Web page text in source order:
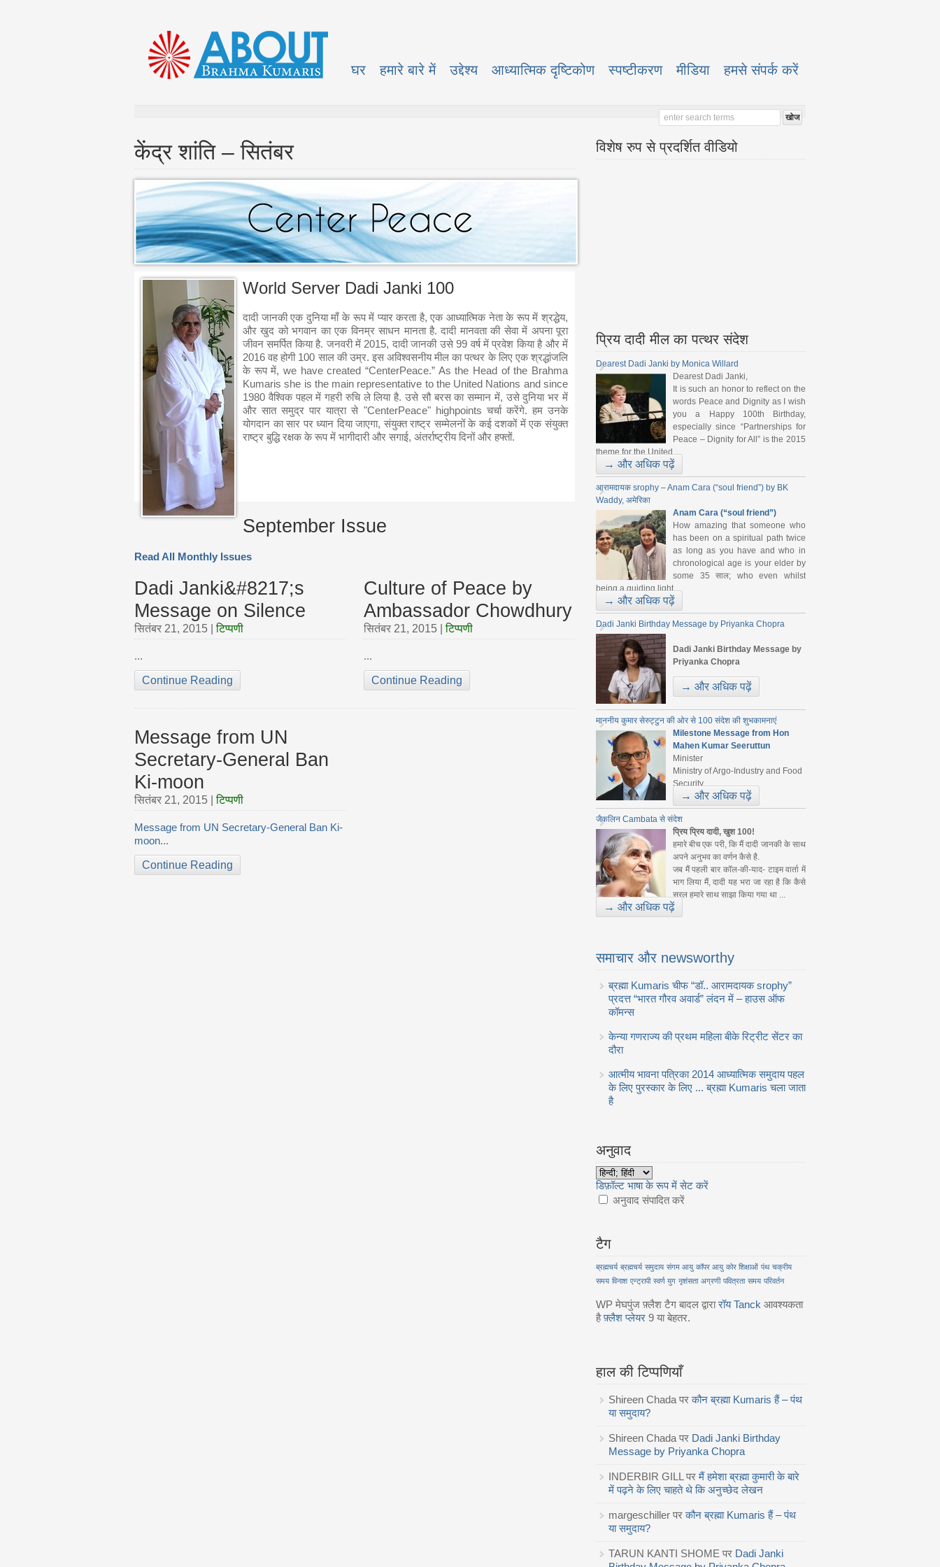
घर हमारे बारे में उद्देश्य आध्यात्मिक ‍‍दृष्टिकोण स्पष्टीकरण मीडिया हमसे संपर्क करें
केंद्र शांति – सितंबर
World Server Dadi Janki 100
दादी जानकी एक दुनिया माँ के रूप में प्यार करता है, एक आध्यात्मिक नेता के रूप में श्रद्धेय,
और खुद को भगवान का एक विनम्र साधन मानता है. दादी मानवता की सेवा में अपना पूरा
जीवन समर्पित किया है. जनवरी में 2015, दादी जानकी उसे 99 वर्ष में प्रवेश किया है और में
2016 वह होगी 100 साल की उम्र. इस अविश्वसनीय मील का पत्थर के लिए एक श्रद्धांजलि
के रूप में, we have created “CenterPeace.” As the Head of the Brahma
Kumaris she is the main representative to the United Nations and since
1980 वैश्विक पहल में गहरी रुचि ले लिया है. उसे सौ बरस का सम्मान में, उसे दुनिया भर में
और सात समुद्र पार यात्रा से "CenterPeace" highpoints चर्चा करेंगे. हम उनके
योगदान का सार पर ध्यान दिया जाएगा, संयुक्त राष्ट्र सम्मेलनों के कई दशकों में एक संयुक्त
राष्ट्र बुद्धि रक्षक के रूप में भागीदारी और सगाई, अंतर्राष्ट्रीय दिनों और हफ्तों.
September Issue
Read All Monthly Issues
Dadi Janki&#8217;s
Message on Silence
सितंबर 21, 2015 |टिप्पणी
...
Continue Reading
Culture of Peace by
Ambassador Chowdhury
सितंबर 21, 2015 |टिप्पणी
...
Continue Reading
Message from UN
Secretary-General Ban
Ki-moon
सितंबर 21, 2015 |टिप्पणी
Message from UN Secretary-General Ban Ki-
moon...
Continue Reading
विशेष रुप से प्रदर्शित वीडियो
प्रिय दादी मील का पत्थर संदेश
Dearest Dadi Janki by Monica Willard
Dearest Dadi Janki,
It is such an honor to reflect on the
words Peace and Dignity as I wish
you a Happy 100th Birthday,
especially since “Partnerships for
Peace – Dignity for All” is the 2015
theme for the United ...
→ और अधिक पढ़ें
आरामदायक srophy – Anam Cara (“soul friend”) by BK
Waddy, अमेरिका
Anam Cara (“soul friend”)
How amazing that someone who
has been on a spiritual path twice
as long as you have and who in
chronological age is your elder by
some 35 साल; who even whilst
being a guiding light ...
→ और अधिक पढ़ें
Dadi Janki Birthday Message by Priyanka Chopra
Dadi Janki Birthday Message by
Priyanka Chopra
...
→ और अधिक पढ़ें
माननीय कुमार सेरुट्टुन की ओर से 100 संदेश की शुभकामनाएं
Milestone Message from Hon
Mahen Kumar Seeruttun
Minister
Ministry of Argo-Industry and Food
Security ...
→ और अधिक पढ़ें
जैकलिन Cambata से संदेश
प्रिय प्रिय दादी, खुश 100!
हमारे बीच एक परी, कि मैं दादी जानकी के साथ
अपने अनुभव का वर्णन कैसे है.
जब मैं पहली बार कॉल-की-याद- टाइम वार्ता में
भाग लिया मैं, दादी यह भरा जा रहा है कि कैसे
सरल हमारे साथ साझा किया गया था ...
→ और अधिक पढ़ें
समाचार और newsworthy
ब्रह्मा Kumaris चीफ “डॉ.. आरामदायक srophy”
प्रदत्त “भारत गौरव अवार्ड” लंदन में – हाउस ऑफ
कॉमन्स
केन्या गणराज्य की प्रथम महिला बीके रिट्रीट सेंटर का
दौरा
आत्मीय भावना पत्रिका 2014 आध्यात्मिक समुदाय पहल
के लिए पुरस्कार के लिए ... ब्रह्मा Kumaris चला जाता
है
अनुवाद
डिफ़ॉल्ट भाषा के रूप में सेट करें
अनुवाद संपादित करें
टैग
ब्रह्मचर्य ब्रह्मचर्य समुदाय संगम आयु कॉपर आयु कोर शिक्षाओं पंथ चक्रीय
समय विनाश एन्ट्रापी स्वर्ण युग नृशंसता अग्रणी पवित्रता समय परिवर्तन
WP मेघपुंज फ़्लैश टैग बादल द्वारारॉय Tanck आवश्यकता
हैफ़्लैश प्लेयर 9 या बेहतर.
हाल की टिप्पणियाँ
Shireen Chada परकौन ब्रह्मा Kumaris हैं – पंथ
या समुदाय?
Shireen Chada पर Dadi Janki Birthday
Message by Priyanka Chopra
INDERBIR GILL परमैं हमेशा ब्रह्मा कुमारी के बारे
में पढ़ने के लिए चाहते थे कि अनुच्छेद लेखन
margeschiller परकौन ब्रह्मा Kumaris हैं – पंथ
या समुदाय?
TARUN KANTI SHOME पर Dadi Janki